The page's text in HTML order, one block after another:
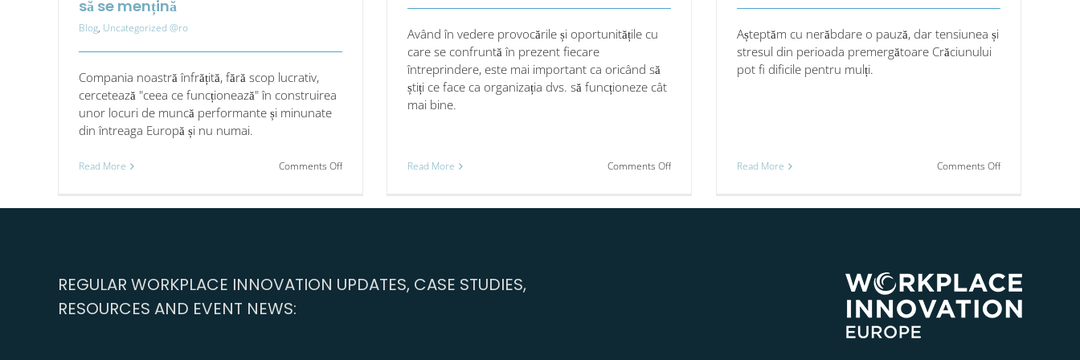
să se mențină
Blog, Uncategorized @ro
Compania noastră înfrățită, fără scop lucrativ,
cercetează "ceea ce funcționează" în construirea
unor locuri de muncă performante și minunate
din întreaga Europă și nu numai.
Read More Comments Offon
corectă
face
Având în vedere provocările și oportunitățile cu
care se confruntă în prezent fiecare
întreprindere, este mai important ca oricând să
știți ce face ca organizația dvs. să funcționeze cât
mai bine.
Read More Comments Offon
competențele
Așteptăm cu nerăbdare o pauză, dar tensiunea și
stresul din perioada premergătoare Crăciunului
pot fi dificile pentru mulți.
Read More Comments Offon
asupra
REGULAR WORKPLACE INNOVATION UPDATES, CASE STUDIES,
RESOURCES AND EVENT NEWS: